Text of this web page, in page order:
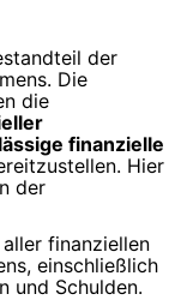
der
Die
die
finanzielle
Hier
der
finanziellen
einschließlich
und Schulden.